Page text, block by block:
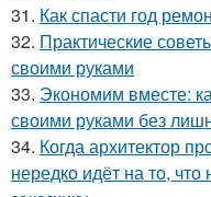
31. Как спасти год
32. Практические
своими руками
33. Экономим вместе:
своими руками без
34. Когда архитектор
нередко идёт на то,